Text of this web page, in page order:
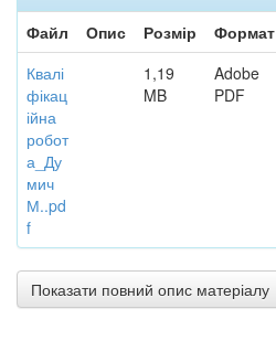
Файл
Опис Розмір
Формат
Квалі
фікац
ійна
робот
а_Ду
мич
М..pd
f
1,19
MB
Adobe
PDF
Показати повний опис матеріалу